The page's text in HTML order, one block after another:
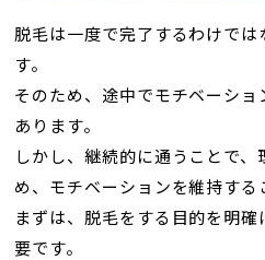
脱毛は一度で完了するわけで
す。
そのため、途中でモチベーショ
あります。
しかし、継続的に通うことで
め、モチベーションを維持する
まずは、脱毛をする目的を明
要です。